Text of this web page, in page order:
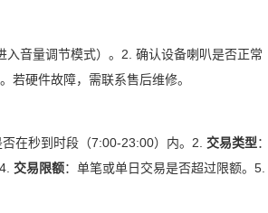
音量调节模式）。2. 确认设备喇叭是否正常
若硬件故障，需联系售后维修。
否在秒到时段（7:00-23:00）内。2. 交易类型
交易限额：单笔或单日交易是否超过限额。5.